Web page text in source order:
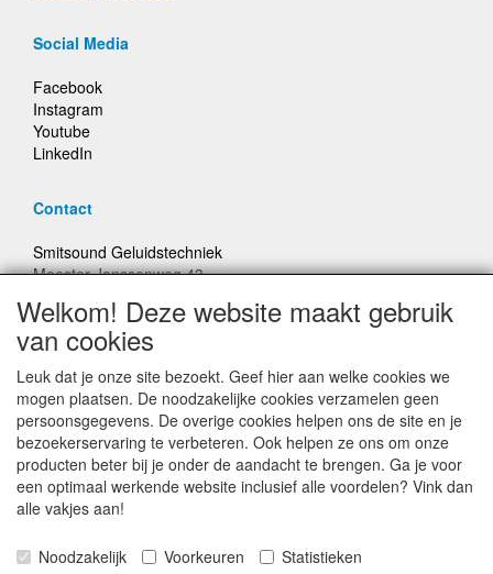
Social Media
Facebook
Instagram
Youtube
LinkedIn
Contact
Smitsound Geluidstechniek
Meester Janssenweg 43
E-mail: info@smitsound.nl
Telefoon: +31-(0)6-22256322
Bestellingen binnen Nederland, ongeacht gewicht, verstuurd
voor € 6,95
Prijzen inclusief 21% BTW, tenzij anders vermeldt
Welkom! Deze website maakt gebruik
van cookies
Leuk dat je onze site bezoekt. Geef hier aan welke cookies we
mogen plaatsen. De noodzakelijke cookies verzamelen geen
persoonsgegevens. De overige cookies helpen ons de site en je
bezoekerservaring te verbeteren. Ook helpen ze ons om onze
producten beter bij je onder de aandacht te brengen. Ga je voor
een optimaal werkende website inclusief alle voordelen? Vink dan
alle vakjes aan!
Noodzakelijk Voorkeuren Statistieken